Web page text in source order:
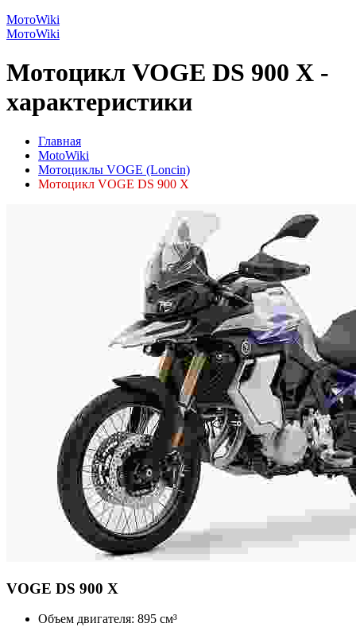
МотоWiki
МотоWiki
Мотоцикл VOGE DS 900 X -
характеристики
Главная
MotoWiki
Мотоциклы VOGE (Loncin)
Мотоцикл VOGE DS 900 X
VOGE DS 900 X
Объем двигателя: 895 см³